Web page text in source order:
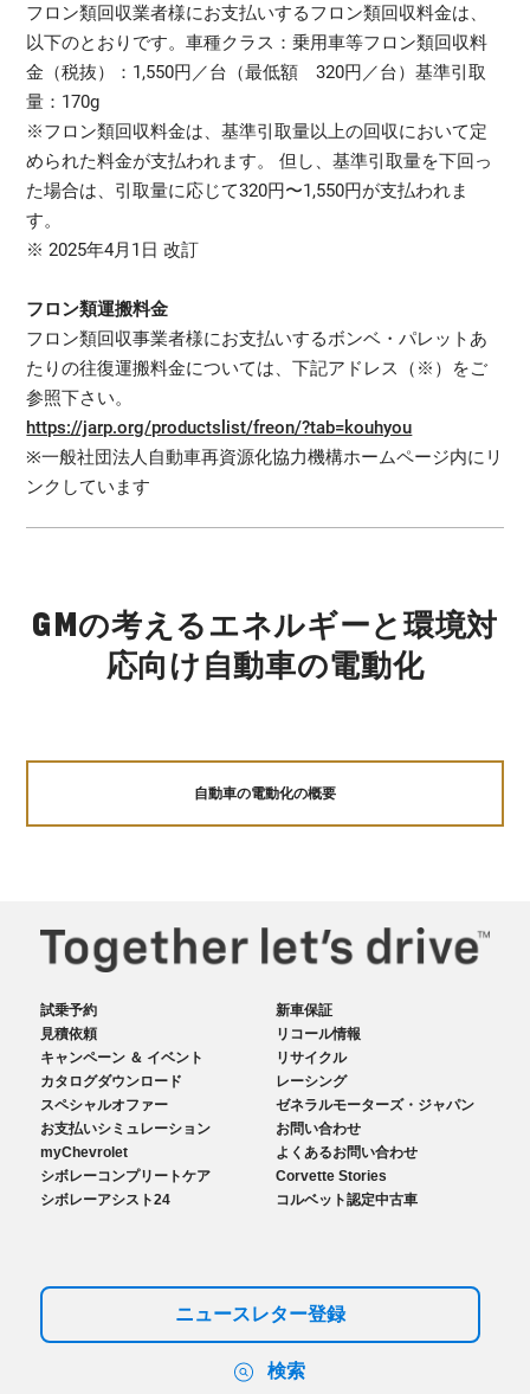
フロン類回収業者様にお支払いするフロン類回収料金は、
以下のとおりです。車種クラス：乗用車等フロン類回収料
金（税抜）：1,550円／台（最低額 320円／台）基準引取
量：170g
※フロン類回収料金は、基準引取量以上の回収において定
められた料金が支払われます。 但し、基準引取量を下回っ
た場合は、引取量に応じて320円〜1,550円が支払われま
す。
※ 2025年4月1日 改訂
フロン類運搬料金
フロン類回収事業者様にお支払いするボンベ・パレットあ
たりの往復運搬料金については、下記アドレス（※）をご
参照下さい。
https://jarp.org/productslist/freon/?tab=kouhyou
※一般社団法人自動車再資源化協力機構ホームページ内にリ
ンクしています
GMの考えるエネルギーと環境対
応向け自動車の電動化
自動車の電動化の概要